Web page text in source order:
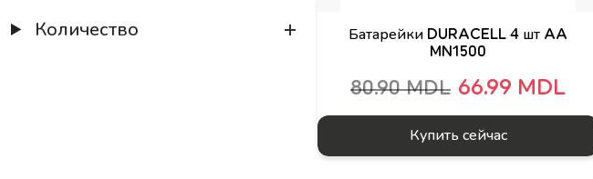
Бумажные изделия
Количество
Батарейки DURACELL 4 шт AA
MN1500
80.90 MDL 66.99 MDL
Купить сейчас